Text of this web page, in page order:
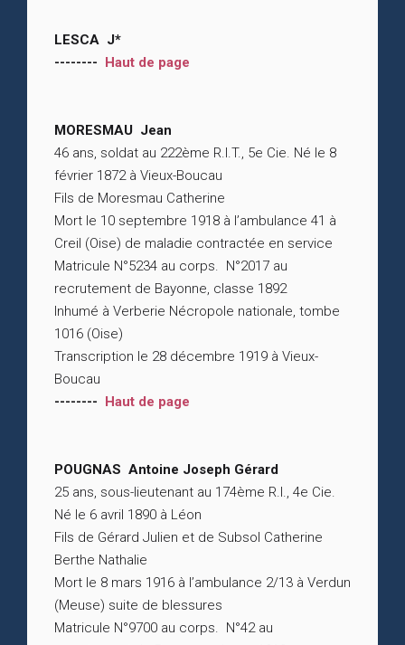
LESCA J*
-------- Haut de page
MORESMAU Jean
46 ans, soldat au 222ème R.I.T., 5e Cie. Né le 8
février 1872 à Vieux-Boucau
Fils de Moresmau Catherine
Mort le 10 septembre 1918 à l’ambulance 41 à
Creil (Oise) de maladie contractée en service
Matricule N°5234 au corps. N°2017 au
recrutement de Bayonne, classe 1892
Inhumé à Verberie Nécropole nationale, tombe
1016 (Oise)
Transcription le 28 décembre 1919 à Vieux-
Boucau
-------- Haut de page
POUGNAS Antoine Joseph Gérard
25 ans, sous-lieutenant au 174ème R.I., 4e Cie.
Né le 6 avril 1890 à Léon
Fils de Gérard Julien et de Subsol Catherine
Berthe Nathalie
Mort le 8 mars 1916 à l’ambulance 2/13 à Verdun
(Meuse) suite de blessures
Matricule N°9700 au corps. N°42 au